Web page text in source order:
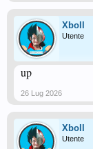
Xboll
Utente
up
26 Lug 2026
Xboll
Utente